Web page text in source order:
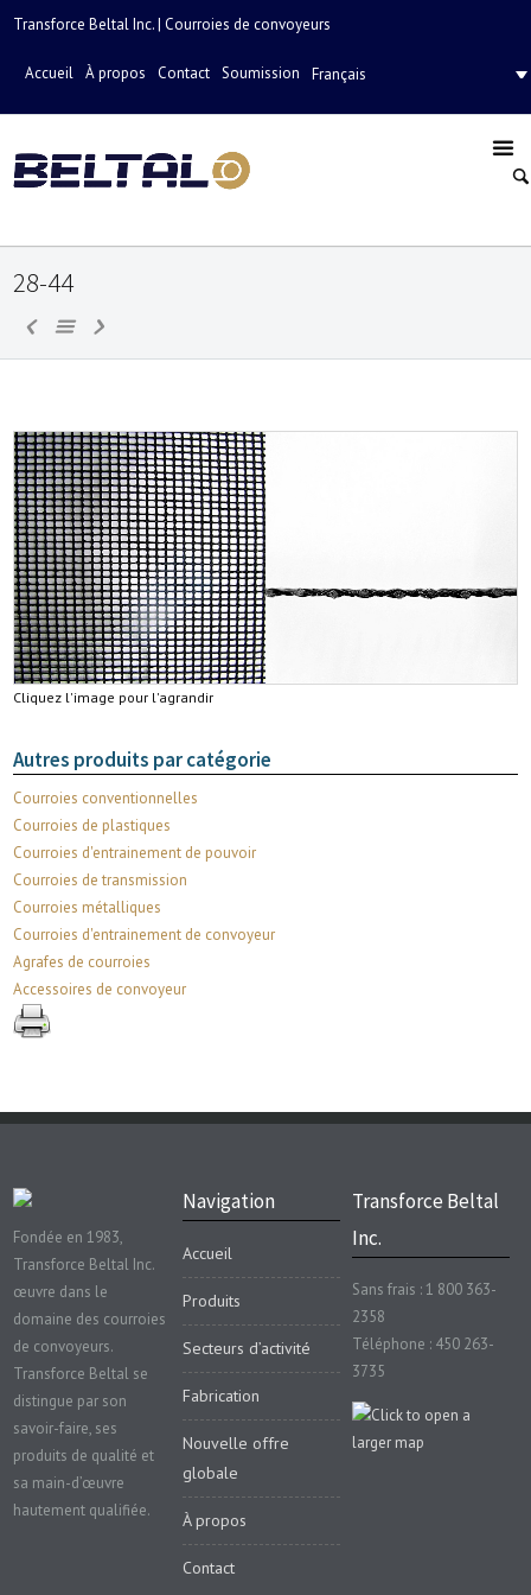
Transforce Beltal Inc. | Courroies de convoyeurs
Accueil À propos Contact Soumission Français
28-44
Cliquez l'image pour l'agrandir
Autres produits par catégorie
Courroies conventionnelles
Courroies de plastiques
Courroies d'entrainement de pouvoir
Courroies de transmission
Courroies métalliques
Courroies d'entrainement de convoyeur
Agrafes de courroies
Accessoires de convoyeur
Fondée en 1983,
Transforce Beltal Inc.
œuvre dans le
domaine des courroies
de convoyeurs.
Transforce Beltal se
distingue par son
savoir-faire, ses
produits de qualité et
sa main-d’œuvre
hautement qualifiée.
Navigation
Accueil
Produits
Secteurs d’activité
Fabrication
Nouvelle offre
globale
À propos
Contact
Transforce Beltal
Inc.
Sans frais : 1 800 363-
2358
Téléphone : 450 263-
3735